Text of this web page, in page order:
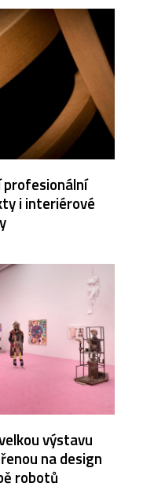
i interiérové
výstavu
na design
robotů